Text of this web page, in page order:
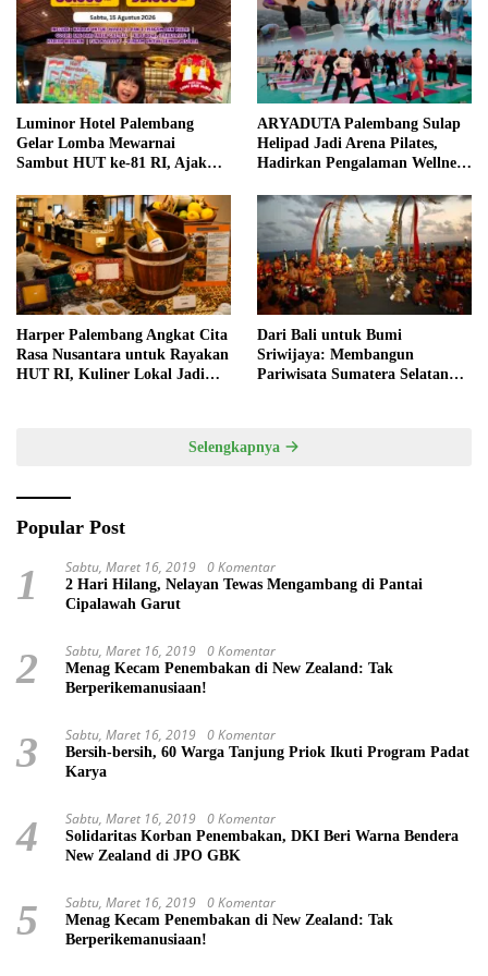
Luminor Hotel Palembang
Gelar Lomba Mewarnai
Sambut HUT ke-81 RI, Ajak
ARYADUTA Palembang Sulap
Helipad Jadi Arena Pilates,
Hadirkan Pengalaman Wellness
Harper Palembang Angkat Cita
Rasa Nusantara untuk Rayakan
HUT RI, Kuliner Lokal Jadi
Dari Bali untuk Bumi
Sriwijaya: Membangun
Pariwisata Sumatera Selatan
Selengkapnya
Popular Post
1 Sabtu, Maret 16, 2019 0 Komentar
2 Hari Hilang, Nelayan Tewas Mengambang di Pantai
Cipalawah Garut
2 Sabtu, Maret 16, 2019 0 Komentar
Menag Kecam Penembakan di New Zealand: Tak
Berperikemanusiaan!
3 Sabtu, Maret 16, 2019 0 Komentar
Bersih-bersih, 60 Warga Tanjung Priok Ikuti Program Padat
Karya
4 Sabtu, Maret 16, 2019 0 Komentar
Solidaritas Korban Penembakan, DKI Beri Warna Bendera
New Zealand di JPO GBK
5 Sabtu, Maret 16, 2019 0 Komentar
Menag Kecam Penembakan di New Zealand: Tak
Berperikemanusiaan!